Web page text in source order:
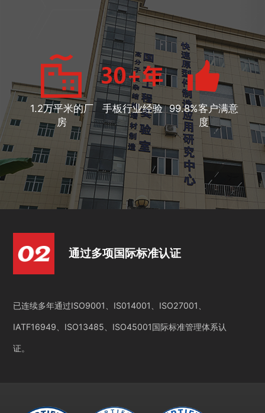
1.2万平米的厂
房
手板行业经验 99.8%客户满意
度
通过多项国际标准认证
已连续多年通过ISO9001、IS014001、ISO27001、
IATF16949、ISO13485、ISO45001国际标准管理体系认
证。